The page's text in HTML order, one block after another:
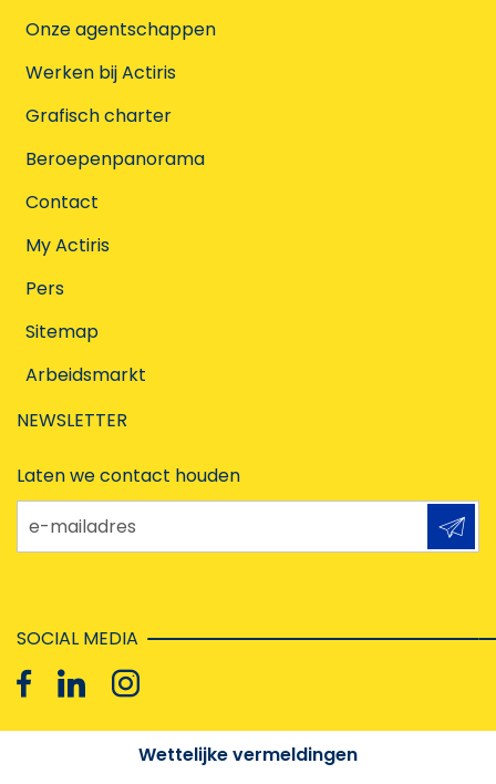
Onze agentschappen
Werken bij Actiris
Grafisch charter
Beroepenpanorama
Contact
My Actiris
Pers
Sitemap
Arbeidsmarkt
NEWSLETTER
Laten we contact houden
e-mailadres
SOCIAL MEDIA
Wettelijke vermeldingen